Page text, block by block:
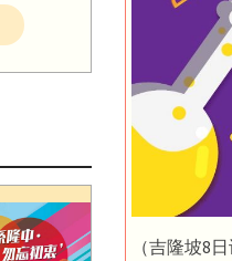
（吉隆坡8